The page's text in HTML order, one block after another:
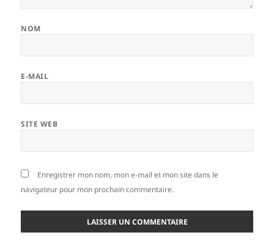
NOM
E-MAIL
SITE WEB
Enregistrer mon nom, mon e-mail et mon site dans le
navigateur pour mon prochain commentaire.